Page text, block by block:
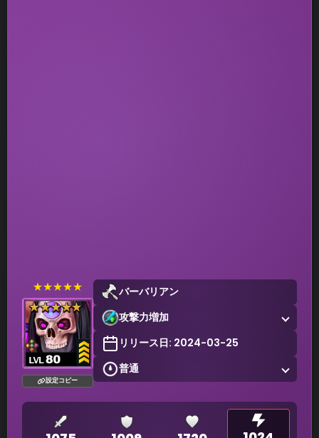
★★★★★
設定コピー
バーバリアン
攻撃力増加
リリース日: 2024-03-25
普通